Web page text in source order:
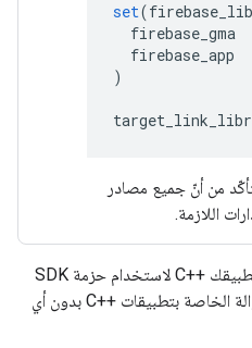
set(
firebase_gma
firebase_app
)
من أنّ جميع مصادر
اللازمة.
إذًا أنت على أتمّ استعداد. تم ضبط تطبيقك ++C لاستخدام حزمة SDK
لإعلانات Google على الأجهزة الجوّالة الخاصة بتطبيقات ++C بدون أي